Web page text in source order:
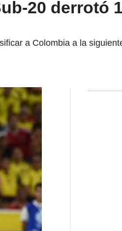
20 derrotó
a Colombia a la